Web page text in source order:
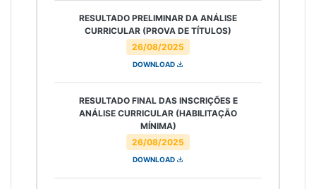
26/08/2025
RESULTADO PRELIMINAR DA ANÁLISE
CURRICULAR (PROVA DE TÍTULOS)
DOWNLOAD
26/08/2025
RESULTADO FINAL DAS INSCRIÇÕES E
ANÁLISE CURRICULAR (HABILITAÇÃO
MÍNIMA)
DOWNLOAD